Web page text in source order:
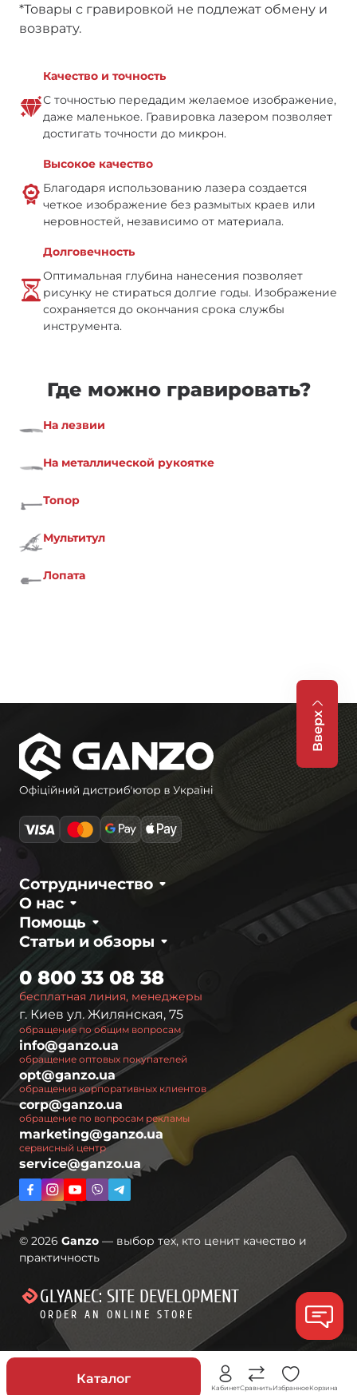
СкидкиКаталог
КабинетСравнитьИзбранноеКорзина
*Товары с гравировкой не подлежат обмену и
возврату.
Качество и точность
С точностью передадим желаемое изображение,
даже маленькое. Гравировка лазером позволяет
достигать точности до микрон.
Высокое качество
Благодаря использованию лазера создается
четкое изображение без размытых краев или
неровностей, независимо от материала.
Долговечность
Оптимальная глубина нанесения позволяет
рисунку не стираться долгие годы. Изображение
сохраняется до окончания срока службы
инструмента.
Где можно гравировать?
На лезвии
На металлической рукоятке
Топор
Мультитул
Лопата
Вверх
О нас
Сотрудничество
Статьи и обзоры
Помощь
бесплатная линия, менеджеры
0 800 33 08 38
г. Киев ул. Жилянская, 75
обращение по общим вопросам
info@ganzo.ua
обращение оптовых покупателей
opt@ganzo.ua
обращения корпоративных клиентов
corp@ganzo.ua
обращение по вопросам рекламы
marketing@ganzo.ua
сервисный центр
service@ganzo.ua
© 2026 Ganzo — выбор тех, кто ценит качество и
практичность
GLYANEC: SITE DEVELOPMENT
ORDER AN ONLINE STORE